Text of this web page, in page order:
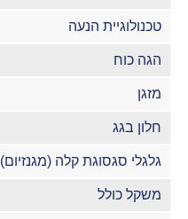
טכנולוגיית הנעה
הגה כוח
מזגן
חלון בגג
גלגלי סגסוגת קלה (מגנזיום)
משקל כולל